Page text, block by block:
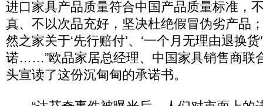
进口家具产品质量符合中国产品质量标准，
真、不以次品充好，坚决杜绝假冒伪劣产品
然之家关于‘先行赔付’、‘一个月无理由退换
诺……”欧品家居总经理、中国家具销售商联
头宣读了这份沉甸甸的承诺书。